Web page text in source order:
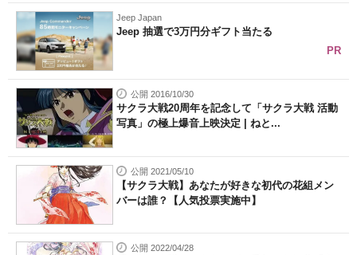
Jeep Japan
Jeep 抽選で3万円分ギフト当たる
PR
公開 2016/10/30
サクラ大戦20周年を記念して「サクラ大戦 活動
写真」の極上爆音上映決定 | ねと...
公開 2021/05/10
【サクラ大戦】あなたが好きな初代の花組メン
バーは誰？【人気投票実施中】
公開 2022/04/28